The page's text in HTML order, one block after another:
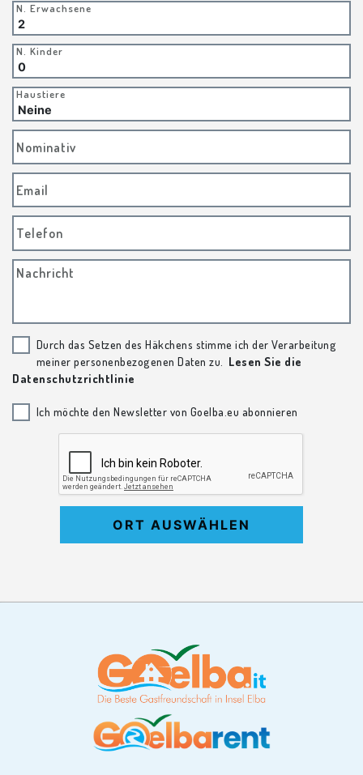
N. Erwachsene
N. Kinder
Haustiere
Nominativ
Email
Telefon
Nachricht
Durch das Setzen des Häkchens stimme ich der Verarbeitung
meiner personenbezogenen Daten zu.
Lesen Sie die
Datenschutzrichtlinie
Ich möchte den Newsletter von Goelba.eu abonnieren
ORT AUSWÄHLEN